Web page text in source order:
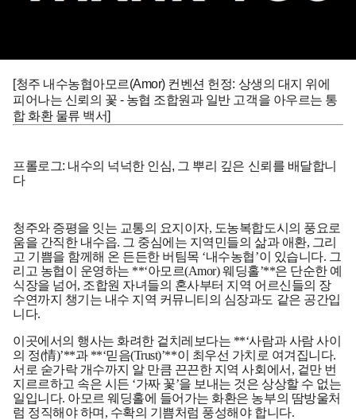
[청주 내수농협아모르(Amor) 컨벤션 헌정: 상생의 대지 위에
피어나는 신뢰의 꽃 - 농협 조합원과 일반 고객을 아우르는 통
합 화환 물류 백서]
프롤로그: 내수의 넉넉한 인심, 그 뿌리 깊은 신뢰를 배달합니
다
청주와 증평을 잇는 교통의 요지이자, 도농복합도시의 풍요로
움을 간직한 내수읍. 그 중심에는 지역민들의 삶과 애환, 그리
고 기쁨을 함께해 온 든든한 버팀목 ‘내수농협’이 있습니다. 그
리고 농협이 운영하는 **‘아모르(Amor) 웨딩홀’**은 단순한 예
식장을 넘어, 조합원 자녀들의 혼사부터 지역 어르신들의 장
수연까지 챙기는 내수 지역 커뮤니티의 심장과도 같은 공간입
니다.
이곳에서의 행사는 화려한 겉치레보다는 **‘사람과 사람 사이
의 정(情)’**과 **‘믿음(Trust)’**이 최우선 가치로 여겨집니다.
서로 숟가락 개수까지 알 만큼 끈끈한 지역 사회에서, 겉만 번
지르르하고 속은 시든 ‘가짜 꽃’을 보내는 것은 상상할 수 없는
일입니다. 아모르 웨딩홀에 들어가는 화환은 농부의 땀방울처
럼 정직해야 하며, 수확의 기쁨처럼 풍성해야 합니다.